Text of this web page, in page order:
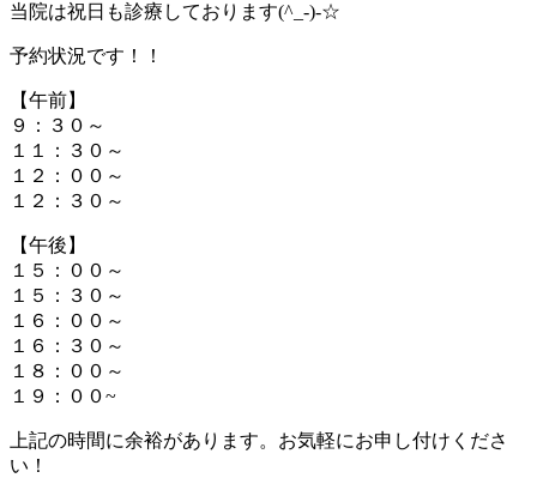
当院は祝日も診療しております(^_-)-☆
予約状況です！！
【午前】
９：３０～
１１：３０～
１２：００～
１２：３０～
【午後】
１５：００～
１５：３０～
１６：００～
１６：３０～
１８：００～
１９：００~
上記の時間に余裕があります。お気軽にお申し付けくださ
い！